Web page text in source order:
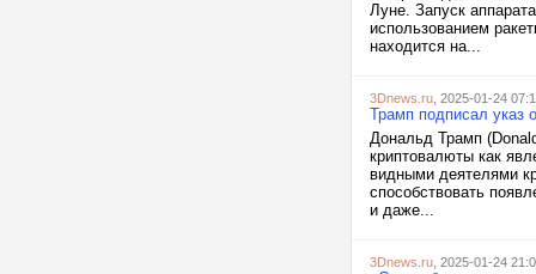
Луне. Запуск
использованием
находится на...
3Dnews.ru , 2025-01-24
Трамп подписал указ
Дональд Трамп
криптовалюты как
видными деятелями
способствовать
и даже...
3Dnews.ru , 2025-01-24